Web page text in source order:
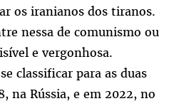
os iranianos dos tiranos.
nessa de comunismo ou
e vergonhosa.
classificar para as duas
na Rússia, e em 2022, no